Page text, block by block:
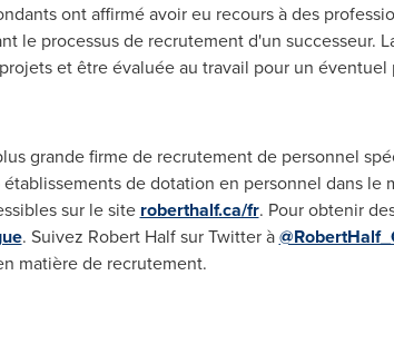
ont affirmé avoir eu recours à des
le processus de recrutement d'un successeur.
et être évaluée au travail pour un
grande firme de recrutement de personnel
de dotation en personnel dans le
sur le site roberthalf.ca/fr. Pour obtenir
. Suivez Robert Half sur Twitter à
matière de recrutement.